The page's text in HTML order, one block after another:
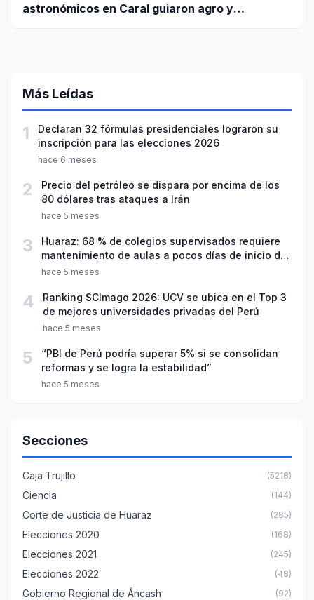
astronómicos en Caral guiaron agro y
Más Leídas
1
Declaran 32 fórmulas presidenciales lograron su
inscripción para las elecciones 2026
hace 6 meses
2
Precio del petróleo se dispara por encima de los
80 dólares tras ataques a Irán
hace 5 meses
3
Huaraz: 68 % de colegios supervisados requiere
mantenimiento de aulas a pocos días de inicio del
año escolar 2026
hace 5 meses
4
Ranking SCImago 2026: UCV se ubica en el Top 3
de mejores universidades privadas del Perú
hace 5 meses
5
“PBI de Perú podría superar 5% si se consolidan
reformas y se logra la estabilidad”
hace 5 meses
Secciones
Caja Trujillo (5218)
Ciencia (144)
Corte de Justicia de Huaraz (285)
Elecciones 2020 (168)
Elecciones 2021 (245)
Elecciones 2022 (48)
Gobierno Regional de Áncash (92)